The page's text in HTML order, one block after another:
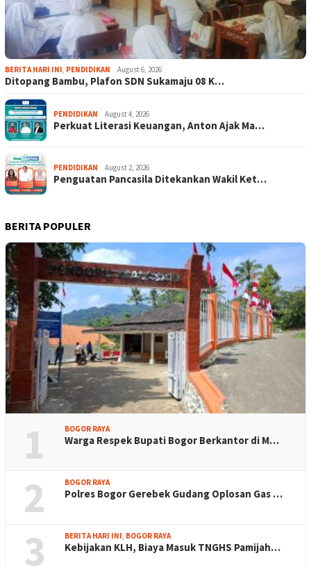
BERITA HARI INI, PENDIDIKAN August 6, 2026
Ditopang Bambu, Plafon SDN Sukamaju 08 K…
PENDIDIKAN August 4, 2026
Perkuat Literasi Keuangan, Anton Ajak Ma…
PENDIDIKAN August 2, 2026
Penguatan Pancasila Ditekankan Wakil Ket…
BERITA POPULER
1 BOGOR RAYA
Warga Respek Bupati Bogor Berkantor di M…
2 BOGOR RAYA
Polres Bogor Gerebek Gudang Oplosan Gas …
3 BERITA HARI INI BOGOR RAYA
Kebijakan KLH, Biaya Masuk TNGHS Pamijah…